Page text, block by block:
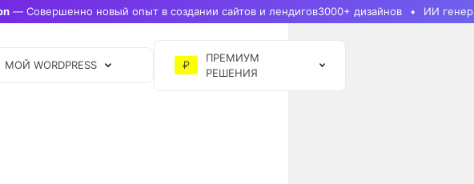
— Совершенно новый опыт в создании сайтов и лендигов3000+ дизайнов ИИ
МОЙ WORDPRESS ₽
ПРЕМИУМ
РЕШЕНИЯ